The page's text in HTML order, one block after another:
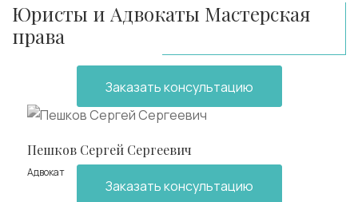
Юристы и Адвокаты Мастерская
права
Пешков Сергей Сергеевич
Адвокат
Заказать консультацию
Заказать консультацию